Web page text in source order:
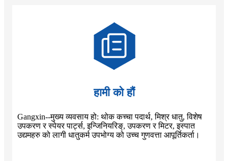
हामी को हौं
Gangxin--मुख्य व्यवसाय हो: थोक कच्चा पदार्थ, मिश्र धातु, विशेष
उपकरण र स्पेयर पार्ट्स, इन्जिनियरिङ्, उपकरण र मिटर, इस्पात
उद्यमहरु को लागी धातुकर्म उपभोग्य को उच्च गुणवत्ता आपूर्तिकर्ता।